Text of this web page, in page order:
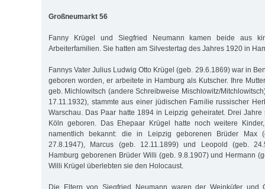
Großneumarkt 56
Fanny Krügel und Siegfried Neumann kamen beide aus
Arbeiterfamilien. Sie hatten am Silvestertag des Jahres 1920 in
Fannys Vater Julius Ludwig Otto Krügel (geb. 29.6.1869) war in
geboren worden, er arbeitete in Hamburg als Kutscher. Ihre
geb. Michlowitsch (andere Schreibweise Mischlowitz/
17.11.1932), stammte aus einer jüdischen Familie russischer
Warschau. Das Paar hatte 1894 in Leipzig geheiratet. Drei
Köln geboren. Das Ehepaar Krügel hatte noch weitere
namentlich bekannt: die in Leipzig geborenen Brüder Max
27.8.1947), Marcus (geb. 12.11.1899) und Leopold (geb.
Hamburg geborenen Brüder Willi (geb. 9.8.1907) und Hermann
Willi Krügel überlebten sie den Holocaust.
Die Eltern von Siegfried Neumann waren der Weinküfer und